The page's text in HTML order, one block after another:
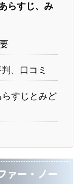
らすじ、み
、口コミ
らすじとみど
ァー・ノー